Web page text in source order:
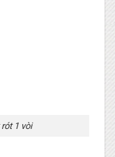
1 vòi